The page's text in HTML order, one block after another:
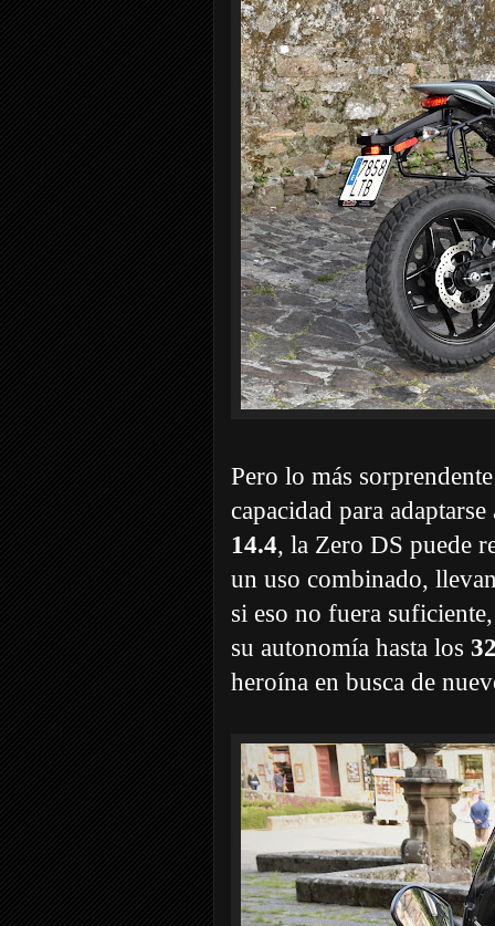
Pero lo más
capacidad para
14.4, la Zero DS puede
un uso combinado,
si eso no fuera
su autonomía hasta los
heroína en busca de